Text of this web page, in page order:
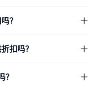
？
扣吗？
？